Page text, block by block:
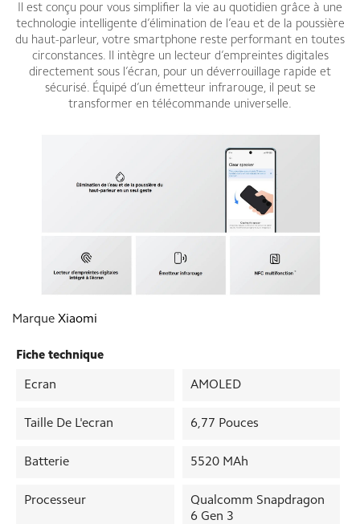
Il est conçu pour vous simplifier la vie au quotidien grâce à une
technologie intelligente d’élimination de l’eau et de la poussière
du haut-parleur, votre smartphone reste performant en toutes
circonstances. Il intègre un lecteur d’empreintes digitales
directement sous l’écran, pour un déverrouillage rapide et
sécurisé. Équipé d’un émetteur infrarouge, il peut se
transformer en télécommande universelle.
Marque Xiaomi
Fiche technique
Ecran AMOLED
Taille De L'ecran 6,77 Pouces
Batterie 5520 MAh
Processeur
Qualcomm Snapdragon
6 Gen 3